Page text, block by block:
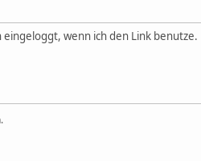
eingeloggt, wenn ich den Link